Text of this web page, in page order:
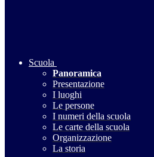
Scuola
Panoramica
Presentazione
I luoghi
Le persone
I numeri della scuola
Le carte della scuola
Organizzazione
La storia